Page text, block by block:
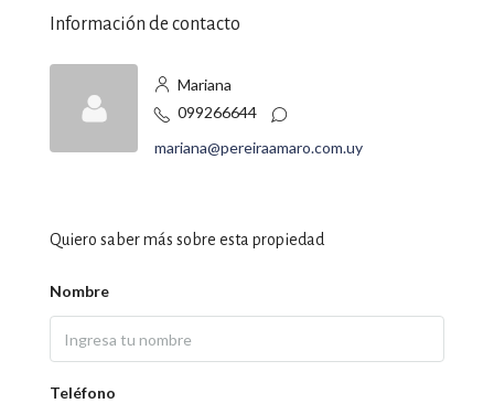
Información de contacto
Mariana
099266644
mariana@pereiraamaro.com.uy
Quiero saber más sobre esta propiedad
Nombre
Teléfono